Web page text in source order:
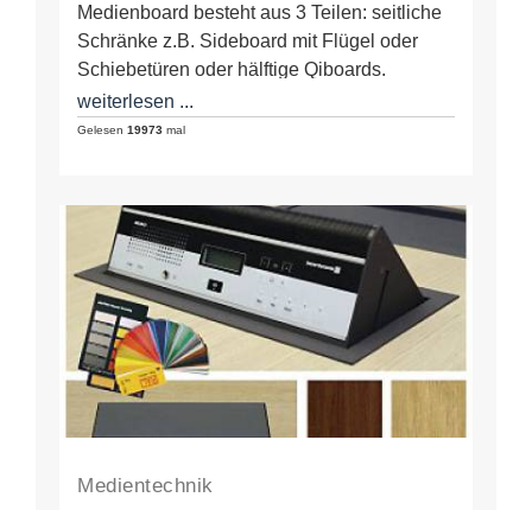
Medienboard besteht aus 3 Teilen: seitliche
Schränke z.B. Sideboard mit Flügel oder
Schiebetüren oder hälftige Qiboards.
Dazwischen 1 Medienschrank…
weiterlesen ...
Gelesen 19973 mal
Medientechnik